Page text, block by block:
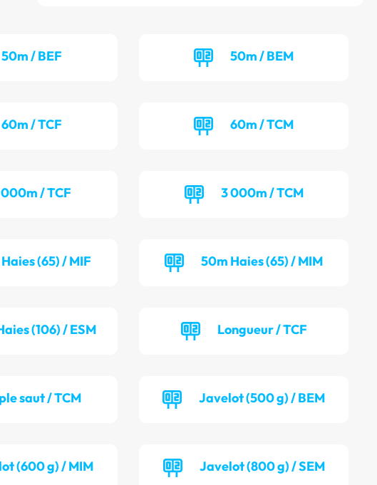
50m / BEF 50m / BEM
60m / TCF 60m / TCM
/ TCF 3 000m / TCM
(65) / MIF 50m Haies (65) / MIM
(106) / ESM Longueur / TCF
saut / TCM Javelot (500 g) / BEM
(600 g) / MIM Javelot (800 g) / SEM